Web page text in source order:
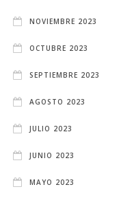
NOVIEMBRE 2023
OCTUBRE 2023
SEPTIEMBRE 2023
AGOSTO 2023
JULIO 2023
JUNIO 2023
MAYO 2023